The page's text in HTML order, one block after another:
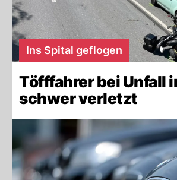
Ins Spital geflogen
Töfffahrer bei Unfall
schwer verletzt